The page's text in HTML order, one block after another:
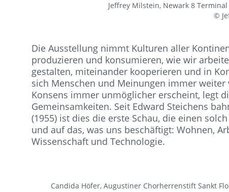
Jeffrey Milstein, Newark 8
©
Die Ausstellung nimmt Kulturen aller
produzieren und konsumieren, wie wir
gestalten, miteinander kooperieren und in
sich Menschen und Meinungen immer
Konsens immer unmöglicher erscheint, legt
Gemeinsamkeiten. Seit Edward Steichens
(1955) ist dies die erste Schau, die einen
und auf das, was uns beschäftigt: Wohnen,
Wissenschaft und Technologie.
Candida Höfer, Augustiner Chorherrenstift Sankt